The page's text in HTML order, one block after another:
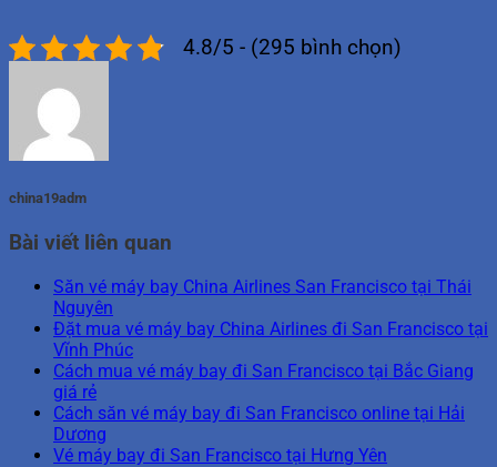
4.8/5 - (295 bình chọn)
china19adm
Bài viết liên quan
Săn vé máy bay China Airlines San Francisco tại Thái
Nguyên
Đặt mua vé máy bay China Airlines đi San Francisco tại
Vĩnh Phúc
Cách mua vé máy bay đi San Francisco tại Bắc Giang
giá rẻ
Cách săn vé máy bay đi San Francisco online tại Hải
Dương
Vé máy bay đi San Francisco tại Hưng Yên